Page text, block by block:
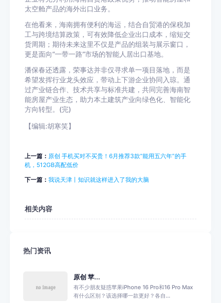
太空舱产品的海外出口业务。
在他看来，海南拥有便利的海运，结合自贸港的保税加
工与跨境结算政策，可有效降低企业出口成本，缩短交
货周期；期待未来这里不仅是产品的组装与展示窗口，
更是面向“一带一路”市场的智能人居出口基地。
潘保春还透露，荣事达并非仅寻求单一项目落地，而是
希望发挥行业龙头效应，带动上下游企业协同入琼。通
过产业链合作、技术共享与标准共建，共同完善海南智
能房屋产业生态，助力本土建筑产业向绿色化、智能化
方向转型。(完)
【编辑:胡寒笑】
上一篇： 原创 手机买对不买贵！6月推荐3款“能用五六年”的手
机，512GB高配低价
下一篇： 我说天津丨知识就这样进入了我的大脑
相关内容
热门资讯
原创 苹...
有不少朋友疑惑苹果iPhone 16 Pro和16 Pro Max
有什么区别？该选择哪一款更好？各自...